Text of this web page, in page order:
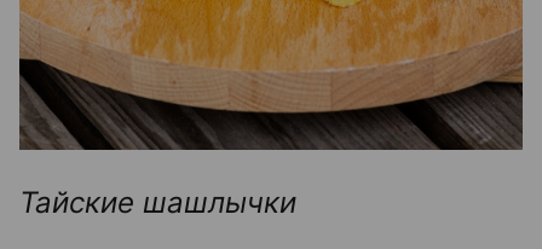
Тайские шашлычки